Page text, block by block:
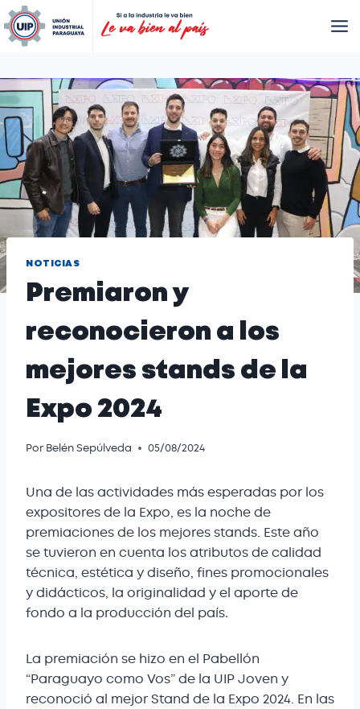
NOTICIAS
Premiaron y
reconocieron a los
mejores stands de la
Expo 2024
Por Belén Sepúlveda 05/08/2024
Una de las actividades más esperadas por los
expositores de la Expo, es la noche de
premiaciones de los mejores stands. Este año
se tuvieron en cuenta los atributos de calidad
técnica, estética y diseño, fines promocionales
y didácticos, la originalidad y el aporte de
fondo a la producción del país.
La premiación se hizo en el Pabellón
“Paraguayo como Vos” de la UIP Joven y
reconoció al mejor Stand de la Expo 2024. En las